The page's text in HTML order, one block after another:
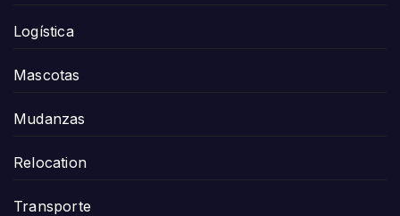
Logística
Mascotas
Mudanzas
Relocation
Transporte